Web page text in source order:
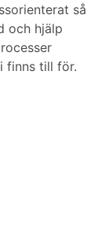
så
och hjälp
finns till för.